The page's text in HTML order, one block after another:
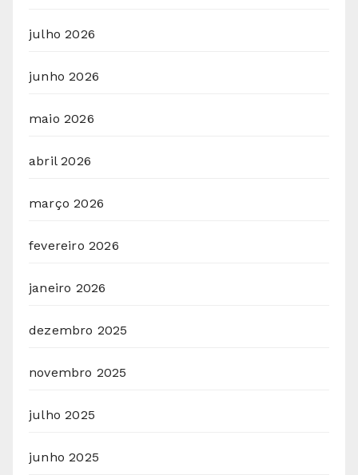
julho 2026
junho 2026
maio 2026
abril 2026
março 2026
fevereiro 2026
janeiro 2026
dezembro 2025
novembro 2025
julho 2025
junho 2025